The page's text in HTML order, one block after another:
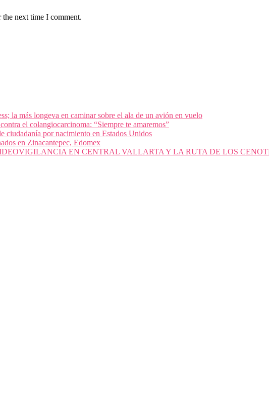
next time I comment.
la más longeva en caminar sobre el ala de un avión en vuelo
el colangiocarcinoma: “Siempre te amaremos”
ciudadanía por nacimiento en Estados Unidos
en Zinacantepec, Edomex
EN CENTRAL VALLARTA Y LA RUTA DE LOS